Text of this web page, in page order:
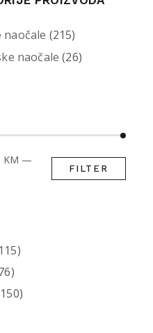
naočale (215)
naočale (26)
price
price
FILTER
KM —